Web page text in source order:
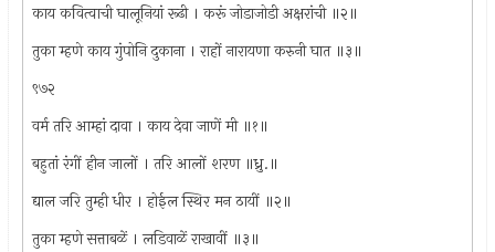
काय कवित्वाची घालूनियां रूढी । करूं जोडाजोडी अक्षरांची ॥२॥
तुका म्हणे काय गुंपोनि दुकाना । राहों नारायणा करुनी घात ॥३॥
९७२
वर्म तरि आम्हां दावा । काय देवा जाणें मी ॥१॥
बहुतां रंगीं हीन जालों । तरि आलों शरण ॥ध्रु.॥
द्याल जरि तुम्ही धीर । होईल स्थिर मन ठायीं ॥२॥
तुका म्हणे सत्ताबळें । लडिवाळें राखावीं ॥३॥